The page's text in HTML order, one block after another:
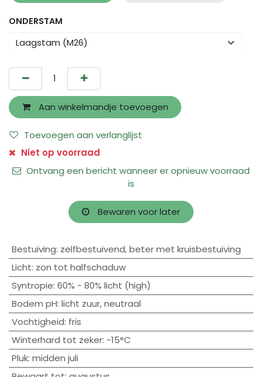
ONDERSTAM
Aan winkelmandje toevoegen
Toevoegen aan verlanglijst
Niet op voorraad
Ontvang een bericht wanneer er opnieuw voorraad
is
Bewaren voor later
Bestuiving: zelfbestuivend,beter met kruisbestuiving
Licht: zon tot halfschaduw
Syntropie: 60% - 80% licht (high)
Bodem pH: licht zuur,neutraal
Vochtigheid: fris
Winterhard tot zeker: -15°C
Pluk: midden juli